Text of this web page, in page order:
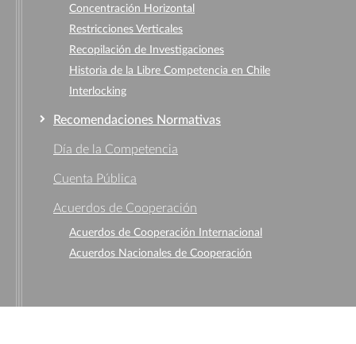
Concentración Horizontal
Restricciones Verticales
Recopilación de Investigaciones
Historia de la Libre Competencia en Chile
Interlocking
Recomendaciones Normativas
Día de la Competencia
Cuenta Pública
Acuerdos de Cooperación
Acuerdos de Cooperación Internacional
Acuerdos Nacionales de Cooperación